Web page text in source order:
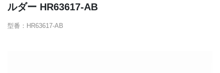
ルダー HR63617-AB
型番：HR63617-AB